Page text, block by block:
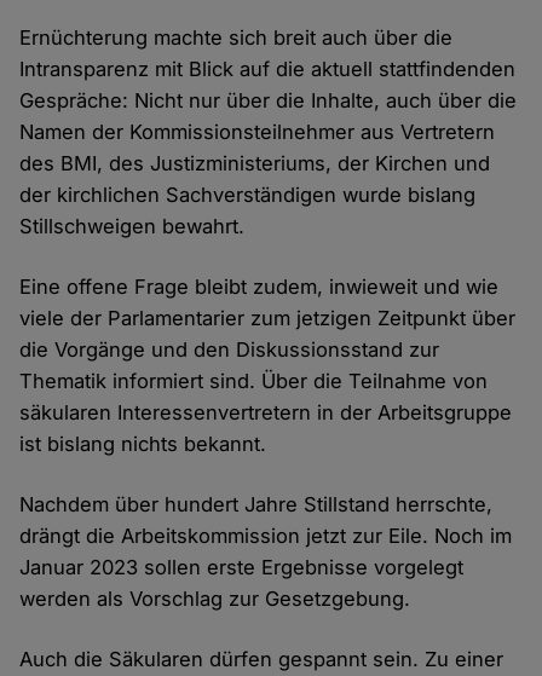
Ernüchterung machte sich breit auch über die
Intransparenz mit Blick auf die aktuell stattfindenden
Gespräche: Nicht nur über die Inhalte, auch über die
Namen der Kommissionsteilnehmer aus Vertretern
des BMI, des Justizministeriums, der Kirchen und
der kirchlichen Sachverständigen wurde bislang
Stillschweigen bewahrt.
Eine offene Frage bleibt zudem, inwieweit und wie
viele der Parlamentarier zum jetzigen Zeitpunkt über
die Vorgänge und den Diskussionsstand zur
Thematik informiert sind. Über die Teilnahme von
säkularen Interessenvertretern in der Arbeitsgruppe
ist bislang nichts bekannt.
Nachdem über hundert Jahre Stillstand herrschte,
drängt die Arbeitskommission jetzt zur Eile. Noch im
Januar 2023 sollen erste Ergebnisse vorgelegt
werden als Vorschlag zur Gesetzgebung.
Auch die Säkularen dürfen gespannt sein. Zu einer